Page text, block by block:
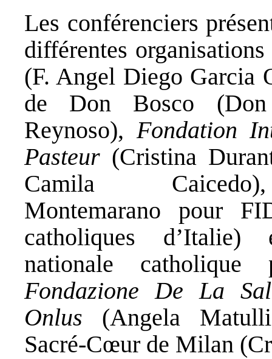
Les conférenciers
différentes
(F. Angel Diego Garcia
de Don Bosco
Reynoso),Fondation
Pasteur (Cristina
Camila
Montemarano pour
catholiques d’Italie)
nationale catholique
Fondazione De La
Onlus
(Angela
Sacré-Cœur de Milan